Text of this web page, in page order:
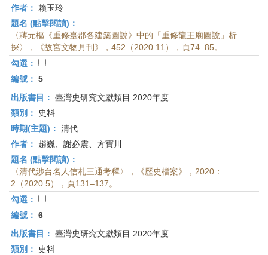
作者：
賴玉玲
題名 (點擊閱讀)：
〈蔣元樞《重修臺郡各建築圖說》中的「重修龍王廟圖說」析
探〉，《故宮文物月刊》，452（2020.11），頁74–85。
勾選：
編號： 5
出版書目： 臺灣史研究文獻類目 2020年度
類別：
史料
時期(主題)： 清代
作者：
趙巍、謝必震、方寶川
題名 (點擊閱讀)：
〈清代涉台名人信札三通考釋〉，《歷史檔案》，2020：
2（2020.5），頁131–137。
勾選：
編號： 6
出版書目： 臺灣史研究文獻類目 2020年度
類別：
史料